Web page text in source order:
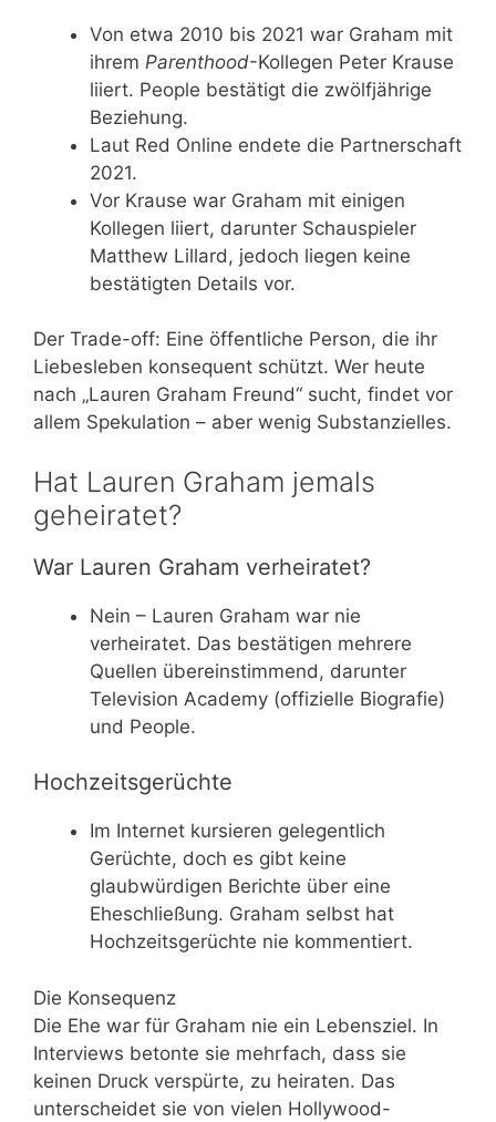
Von etwa 2010 bis 2021 war Graham mit
ihrem Parenthood-Kollegen Peter Krause
liiert. People bestätigt die zwölfjährige
Beziehung.
Laut Red Online endete die Partnerschaft
2021.
Vor Krause war Graham mit einigen
Kollegen liiert, darunter Schauspieler
Matthew Lillard, jedoch liegen keine
bestätigten Details vor.
Der Trade-off: Eine öffentliche Person, die ihr
Liebesleben konsequent schützt. Wer heute
nach „Lauren Graham Freund“ sucht, findet vor
allem Spekulation – aber wenig Substanzielles.
Hat Lauren Graham jemals
geheiratet?
War Lauren Graham verheiratet?
Nein – Lauren Graham war nie
verheiratet. Das bestätigen mehrere
Quellen übereinstimmend, darunter
Television Academy (offizielle Biografie)
und People.
Hochzeitsgerüchte
Im Internet kursieren gelegentlich
Gerüchte, doch es gibt keine
glaubwürdigen Berichte über eine
Eheschließung. Graham selbst hat
Hochzeitsgerüchte nie kommentiert.
Die Konsequenz
Die Ehe war für Graham nie ein Lebensziel. In
Interviews betonte sie mehrfach, dass sie
keinen Druck verspürte, zu heiraten. Das
unterscheidet sie von vielen Hollywood-